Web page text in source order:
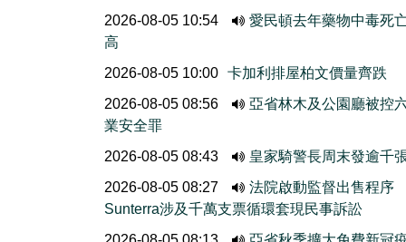
2026-08-05 10:54
愛民頓去年藥物中毒死
高
2026-08-05 10:00 卡加利排屋柏文價量齊跌
2026-08-05 08:56
亞省林木及公園廳被控
業安全罪
2026-08-05 08:43
皇家騎警長周末發逾千
2026-08-05 08:27
法院啟動監督出售程
Sunterra涉及千萬支票循環套現民事訴訟